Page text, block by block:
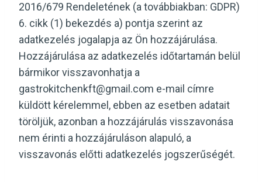
2016/679 Rendeletének (a továbbiakban: GDPR)
6. cikk (1) bekezdés a) pontja szerint az
adatkezelés jogalapja az Ön hozzájárulása.
Hozzájárulása az adatkezelés időtartamán belül
bármikor visszavonhatja a
gastrokitchenkft@gmail.com e-mail címre
küldött kérelemmel, ebben az esetben adatait
töröljük, azonban a hozzájárulás visszavonása
nem érinti a hozzájáruláson alapuló, a
visszavonás előtti adatkezelés jogszerűségét.